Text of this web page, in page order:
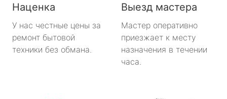
Наценка
У нас честные цены за
ремонт бытовой
техники без обмана.
Выезд мастера
Мастер оперативно
приезжает к месту
назначения в течении
часа.